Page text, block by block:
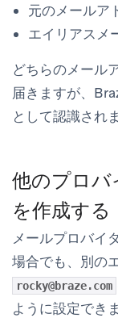
元のメールア
エイリアスメ
どちらのメール
届きますが、
として認識されま
他のプロバ
を作成する
メールプロバイ
場合でも、別の
rocky@braze.com
ように設定でき